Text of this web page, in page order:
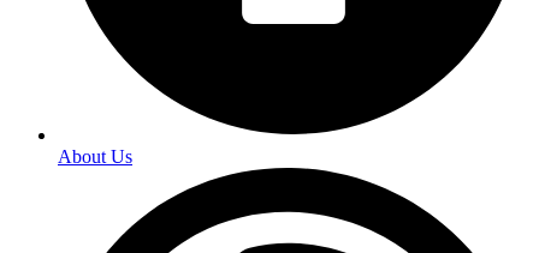
About Us